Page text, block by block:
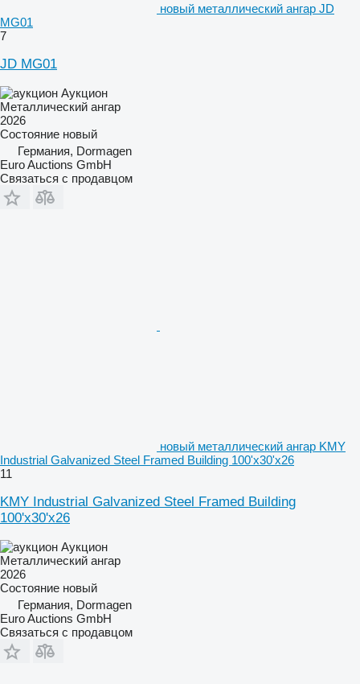
новый металлический ангар JD
MG01
7
JD MG01
Аукцион
Металлический ангар
2026
Состояние новый
Германия, Dormagen
Euro Auctions GmbH
Связаться с продавцом
новый металлический ангар KMY
Industrial Galvanized Steel Framed Building 100'x30'x26
11
KMY Industrial Galvanized Steel Framed Building
100'x30'x26
Аукцион
Металлический ангар
2026
Состояние новый
Германия, Dormagen
Euro Auctions GmbH
Связаться с продавцом